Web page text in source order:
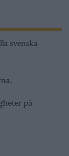
svenska
på